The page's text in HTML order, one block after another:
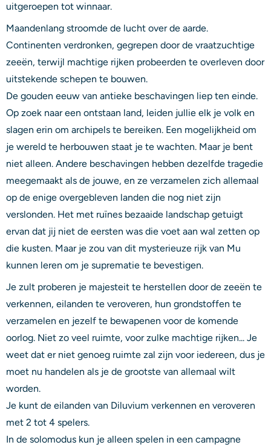
uitgeroepen tot winnaar.
Maandenlang stroomde de lucht over de aarde.
Continenten verdronken, gegrepen door de vraatzuchtige
zeeën, terwijl machtige rijken probeerden te overleven door
uitstekende schepen te bouwen.
De gouden eeuw van antieke beschavingen liep ten einde.
Op zoek naar een ontstaan ​​land, leiden jullie elk je volk en
slagen erin om archipels te bereiken. Een mogelijkheid om
je wereld te herbouwen staat je te wachten. Maar je bent
niet alleen. Andere beschavingen hebben dezelfde tragedie
meegemaakt als de jouwe, en ze verzamelen zich allemaal
op de enige overgebleven landen die nog niet zijn
verslonden. Het met ruïnes bezaaide landschap getuigt
ervan dat jij niet de eersten was die voet aan wal zetten op
die kusten. Maar je zou van dit mysterieuze rijk van Mu
kunnen leren om je suprematie te bevestigen.
Je zult proberen je majesteit te herstellen door de zeeën te
verkennen, eilanden te veroveren, hun grondstoffen te
verzamelen en jezelf te bewapenen voor de komende
oorlog. Niet zo veel ruimte, voor zulke machtige rijken... Je
weet dat er niet genoeg ruimte zal zijn voor iedereen, dus je
moet nu handelen als je de grootste van allemaal wilt
worden.
Je kunt de eilanden van Diluvium verkennen en veroveren
met 2 tot 4 spelers.
In de solomodus kun je alleen spelen in een campagne